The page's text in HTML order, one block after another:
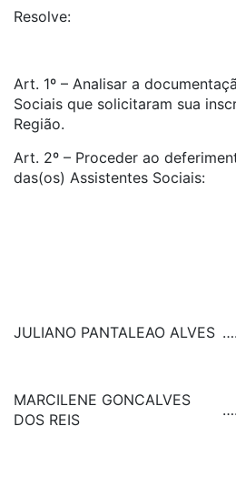
Resolve:
Art. 1º – Analisar a
Sociais que solicitaram sua
Região.
Art. 2º – Proceder ao
das(os) Assistentes Sociais:
JULIANO PANTALEAO ALVES
MARCILENE GONCALVES
DOS REIS